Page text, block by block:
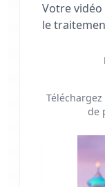
Votre
le
de